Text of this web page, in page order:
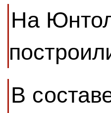
На
В